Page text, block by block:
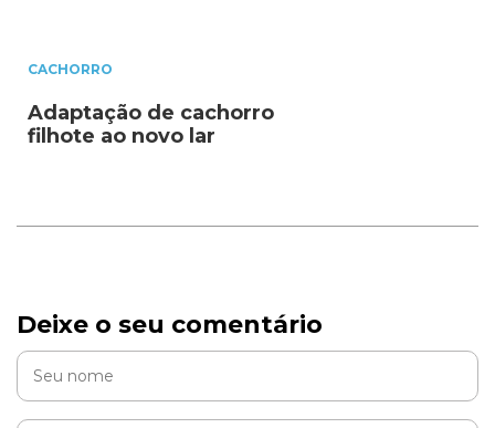
CACHORRO
Adaptação de cachorro
filhote ao novo lar
Deixe o seu comentário